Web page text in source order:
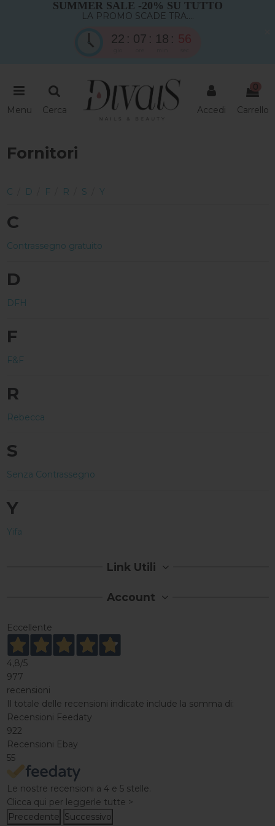
SUMMER SALE -20% SU TUTTO
LA PROMO SCADE TRA....
22 07 18 55
Menu Cerca Accedi
0
Carrello
Fornitori
C D F R S Y
C
Contrassegno gratuito
D
DFH
F
F&F
R
Rebecca
S
Senza Contrassegno
Y
Yifa
Link Utili
Account
Eccellente
4,8/5
977
recensioni
Il totale delle recensioni indicate include la somma di:
Recensioni Feedaty
922
Recensioni Ebay
55
Le nostre recensioni a 4 e 5 stelle.
Clicca qui per leggerle tutte >
Precedente Successivo